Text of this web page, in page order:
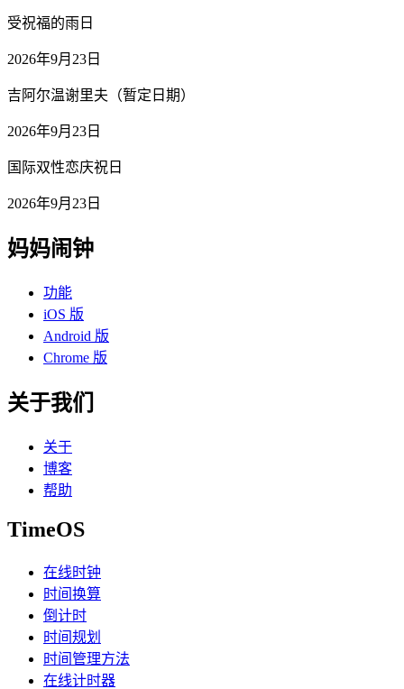
受祝福的雨日
2026年9月23日
吉阿尔温谢里夫（暂定日期）
2026年9月23日
国际双性恋庆祝日
2026年9月23日
妈妈闹钟
功能
iOS 版
Android 版
Chrome 版
关于我们
关于
博客
帮助
TimeOS
在线时钟
时间换算
倒计时
时间规划
时间管理方法
在线计时器